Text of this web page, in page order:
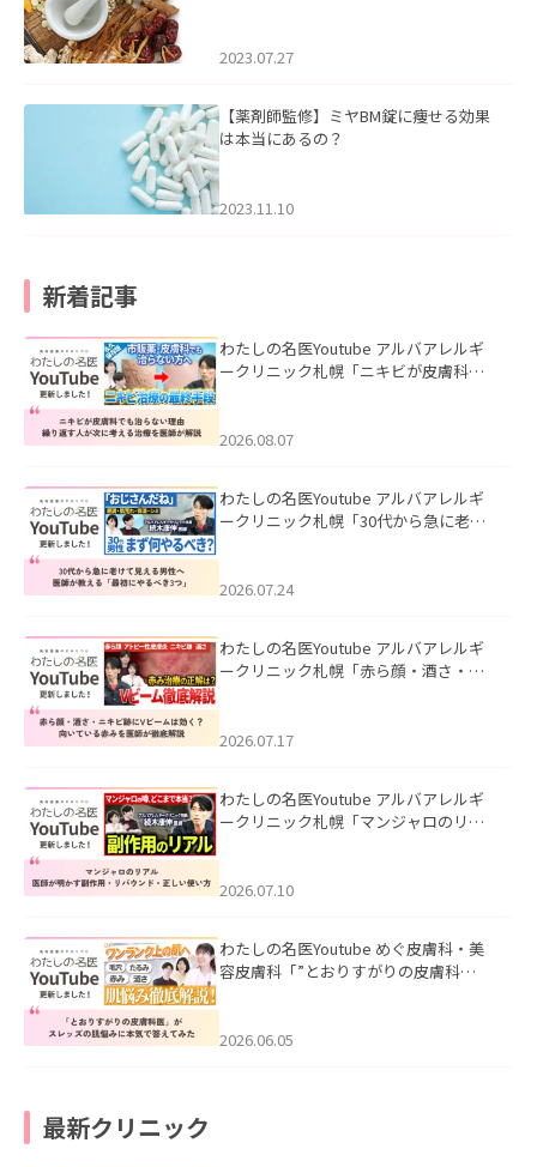
2023.07.27
【薬剤師監修】ミヤBM錠に痩せる効果
は本当にあるの？
2023.11.10
新着記事
わたしの名医Youtube アルバアレルギ
ークリニック札幌「ニキビが皮膚科で
ました。
2026.08.07
わたしの名医Youtube アルバアレルギ
ークリニック札幌「30代から急に老け
た。
2026.07.24
わたしの名医Youtube アルバアレルギ
ークリニック札幌「赤ら顔・酒さ・ニ
した。
2026.07.17
わたしの名医Youtube アルバアレルギ
ークリニック札幌「マンジャロのリア
た。
2026.07.10
わたしの名医Youtube めぐ皮膚科・美
容皮膚科「”とおりすがりの皮膚科
2026.06.05
最新クリニック